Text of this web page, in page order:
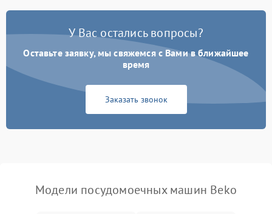
Проблемы с набором
Не работает сушилка 2100 ₽ Подробнее →
Сбои в работе таймера 1700 ₽
У Вас остались вопросы?
Оставьте заявку, мы свяжемся с Вами в ближайшее
время
Заказать звонок
Модели посудомоечных машин Beko